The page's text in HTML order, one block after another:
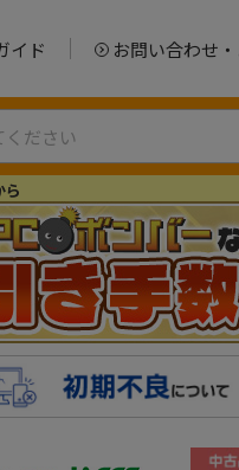
イド お問い合わせ